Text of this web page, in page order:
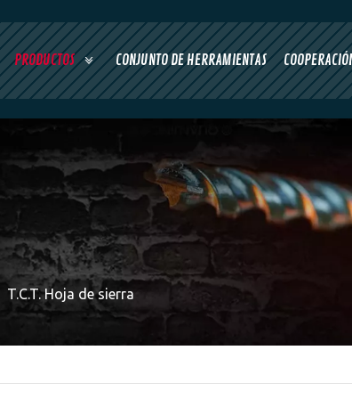
PRODUCTOS CONJUNTO DE HERRAMIENTAS
T.C.T. Hoja de sierra